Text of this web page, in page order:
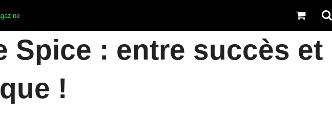
Spice : entre succès et
!